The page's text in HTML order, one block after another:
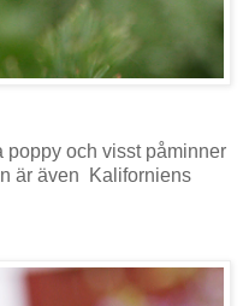
och visst påminner
är även Kaliforniens